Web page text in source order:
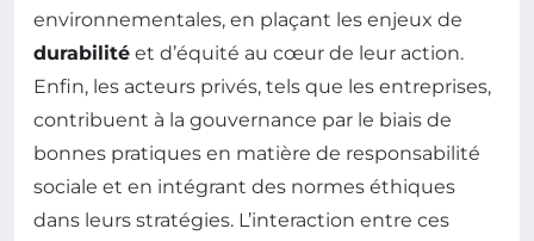
environnementales, en plaçant les enjeux de
durabilité et d’équité au cœur de leur action.
Enfin, les acteurs privés, tels que les entreprises,
contribuent à la gouvernance par le biais de
bonnes pratiques en matière de responsabilité
sociale et en intégrant des normes éthiques
dans leurs stratégies. L’interaction entre ces